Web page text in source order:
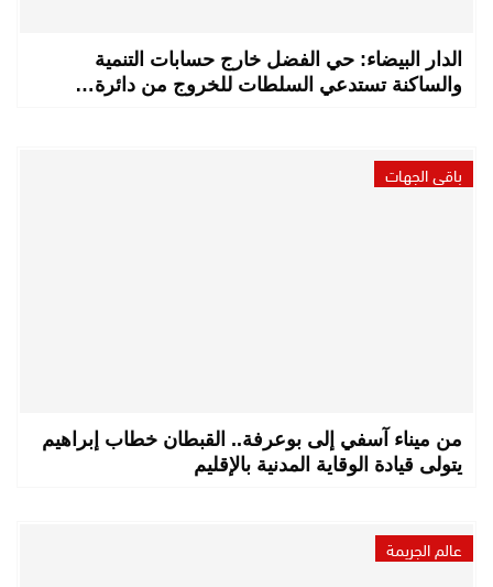
الدار البيضاء: حي الفضل خارج حسابات التنمية
والساكنة تستدعي السلطات للخروج من دائرة…
باقي الجهات
من ميناء آسفي إلى بوعرفة.. القبطان خطاب إبراهيم
يتولى قيادة الوقاية المدنية بالإقليم
عالم الجريمة